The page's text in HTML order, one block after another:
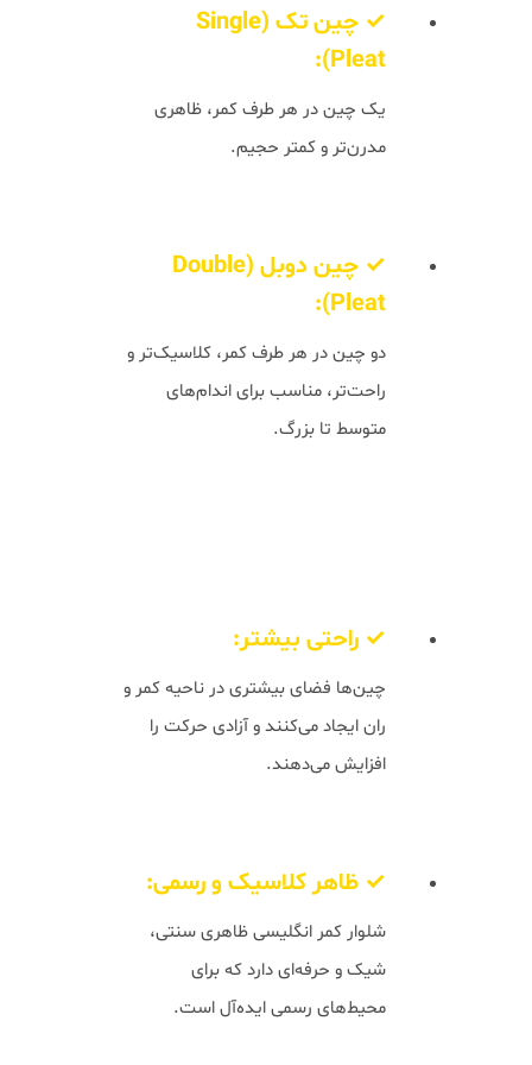
✓ چین تک (Single
Pleat):
یک چین در هر طرف کمر، ظاهری
مدرن‌تر و کمتر حجیم.
✓ چین دوبل (Double
Pleat):
دو چین در هر طرف کمر، کلاسیک‌تر و
راحت‌تر، مناسب برای اندام‌های
متوسط تا بزرگ.
✓ راحتی بیشتر:
چین‌ها فضای بیشتری در ناحیه کمر و
ران ایجاد می‌کنند و آزادی حرکت را
افزایش می‌دهند.
✓ ظاهر کلاسیک و رسمی:
شلوار کمر انگلیسی ظاهری سنتی،
شیک و حرفه‌ای دارد که برای
محیط‌های رسمی ایده‌آل است.